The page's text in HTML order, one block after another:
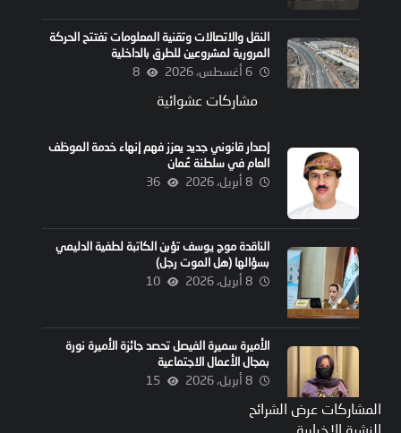
النقل والاتصالات وتقنية المعلومات تفتتح الحركة
المرورية لمشروعين للطرق بالداخلية
6 أغسطس، 2026 8
مشاركات عشوائية
إصدار قانوني جديد يعزز فهم إنهاء خدمة الموظف
العام في سلطنة عُمان
8 أبريل، 2026 36
الناقدة موج يوسف تؤبن الكاتبة لطفية الدليمي
بسؤالها (هل الموت رجل)
8 أبريل، 2026 10
الأميرة سميرة الفيصل تحصد جائزة الأميرة نورة
بمجال الأعمال الاجتماعية
8 أبريل، 2026 15
المشاركات عرض الشرائح
النشرة الإخبارية